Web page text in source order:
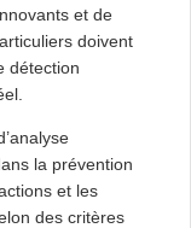
et de
doivent
détection
la prévention
et les
des critères